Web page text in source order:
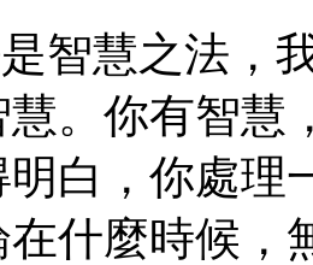
慧之法，我
慧。你有智慧
白，你處理
什麼時候，